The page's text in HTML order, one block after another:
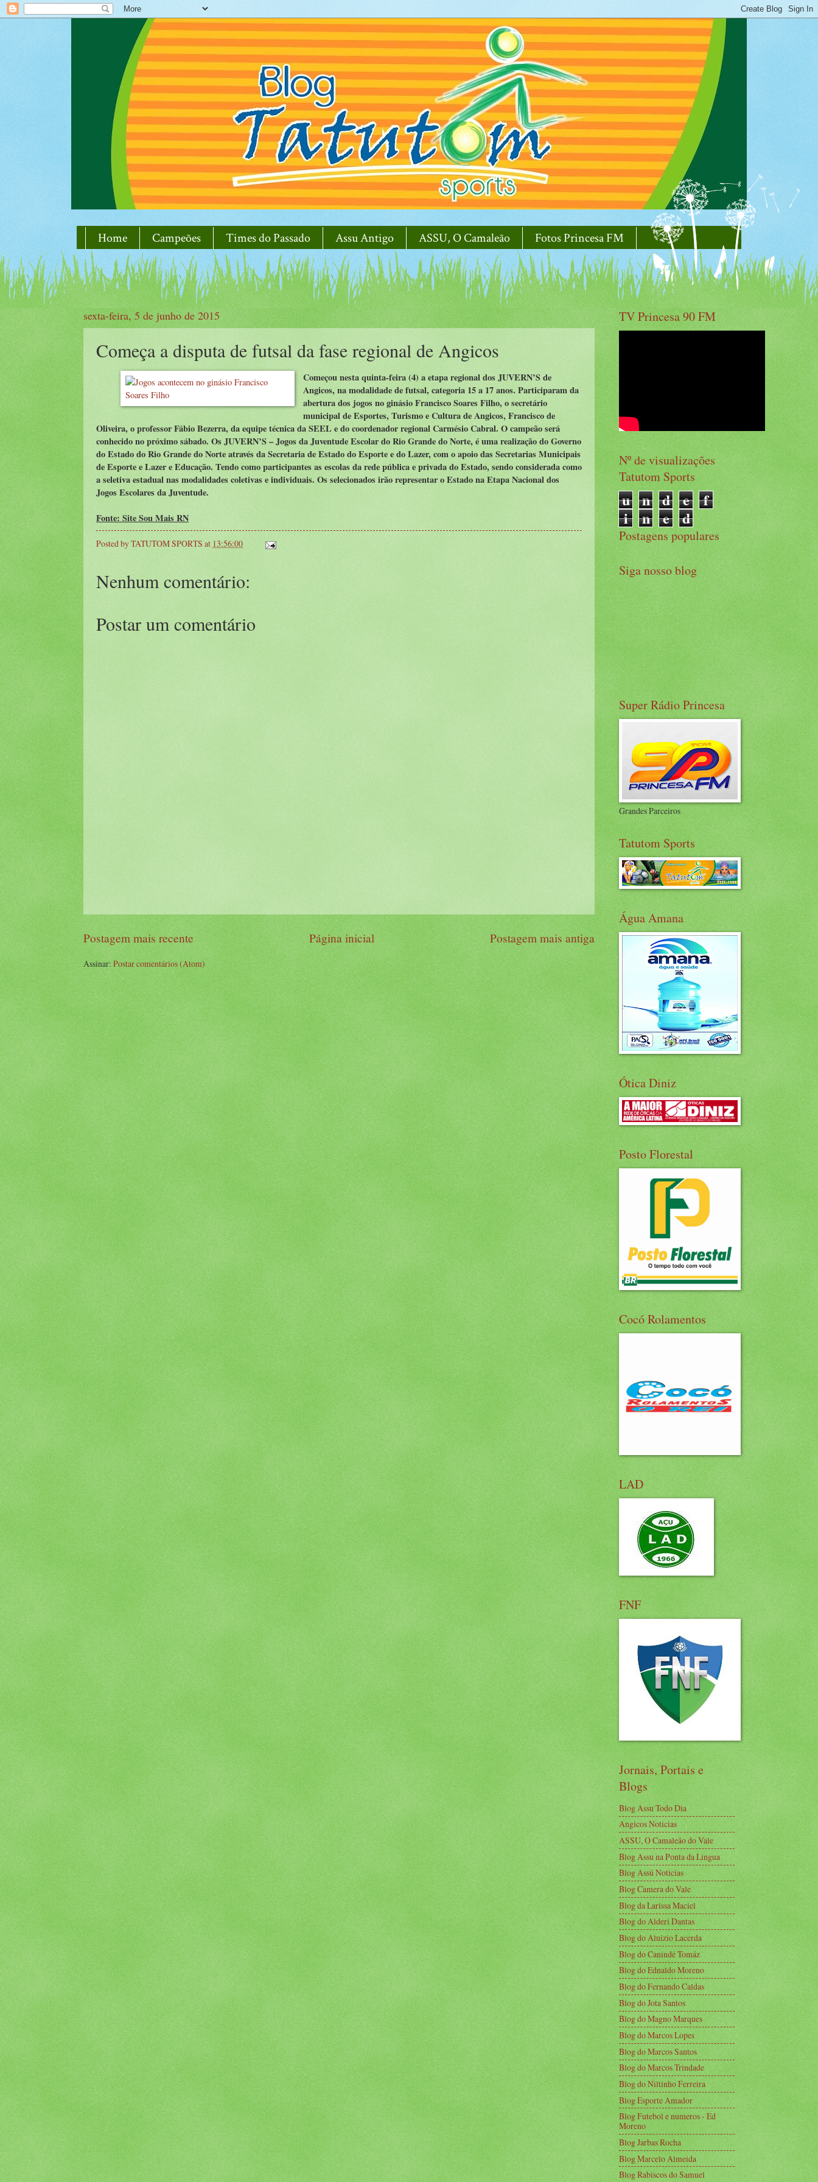
Home Campeões Times do Passado Assu Antigo ASSU, O Camaleão Fotos Princesa FM
sexta-feira, 5 de junho de 2015
Começa a disputa de futsal da fase regional de Angicos
Começou nesta quinta-feira (4) a etapa regional dos JUVERN’S de
Angicos, na modalidade de futsal, categoria 15 a 17 anos. Participaram da
abertura dos jogos no ginásio Francisco Soares Filho, o secretário
municipal de Esportes, Turismo e Cultura de Angicos, Francisco de
Oliveira, o professor Fábio Bezerra, da equipe técnica da SEEL e do coordenador regional Carmésio Cabral. O campeão será
conhecido no próximo sábado. Os JUVERN’S – Jogos da Juventude Escolar do Rio Grande do Norte, é uma realização do Governo
do Estado do Rio Grande do Norte através da Secretaria de Estado do Esporte e do Lazer, com o apoio das Secretarias Municipais
de Esporte e Lazer e Educação. Tendo como participantes as escolas da rede pública e privada do Estado, sendo considerada como
a seletiva estadual nas modalidades coletivas e individuais. Os selecionados irão representar o Estado na Etapa Nacional dos
Jogos Escolares da Juventude.
Fonte: Site Sou Mais RN
Posted byTATUTOM SPORTS at 13:56:00
Nenhum comentário:
Postar um comentário
Postagem mais recente Postagem mais antiga
Página inicial
Assinar:Postar comentários (Atom)
TV Princesa 90 FM
Nº de visualizações
Tatutom Sports
u n d e
f
i
n e d
Postagens populares
Siga nosso blog
Super Rádio Princesa
Grandes Parceiros
Tatutom Sports
Água Amana
Ótica Diniz
Posto Florestal
Cocó Rolamentos
LAD
FNF
Jornais, Portais e
Blogs
Blog Assu Todo Dia
Angicos Noticias
ASSU, O Camaleão do Vale
Blog Assu na Ponta da Lingua
Blog Assú Noticias
Blog Camera do Vale
Blog da Larissa Maciel
Blog do Alderi Dantas
Blog do Aluizio Lacerda
Blog do Canindé Tomáz
Blog do Ednaldo Moreno
Blog do Fernando Caldas
Blog do Jota Santos
Blog do Magno Marques
Blog do Marcos Lopes
Blog do Marcos Santos
Blog do Marcos Trindade
Blog do Niltinho Ferreira
Blog Esporte Amador
Blog Futebol e numeros - Ed
Moreno
Blog Jarbas Rocha
Blog Marcelo Almeida
Blog Rabiscos do Samuel